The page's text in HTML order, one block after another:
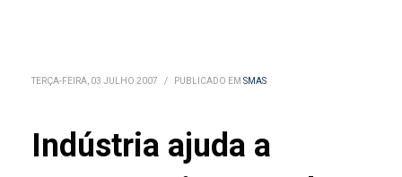
TERÇA-FEIRA, 03 JULHO 2007 / PUBLICADO EM SMAS
Indústria ajuda a